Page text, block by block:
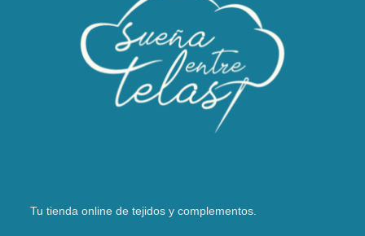
Tu tienda online de tejidos y complementos.